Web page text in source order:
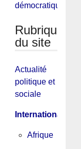
démocratique.
Rubriques
du site
Actualité
politique et
sociale
International
Afrique